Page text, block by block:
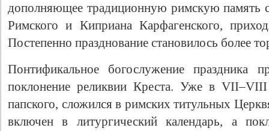
дополняющее традиционную римскую память
Римского и Киприана Карфагенского,
Постепенно празднование становилось более
Понтификальное богослужение праздника
поклонение реликвии Креста. Уже в
папского, сложился в римских титульных
включен в литургический календарь, а